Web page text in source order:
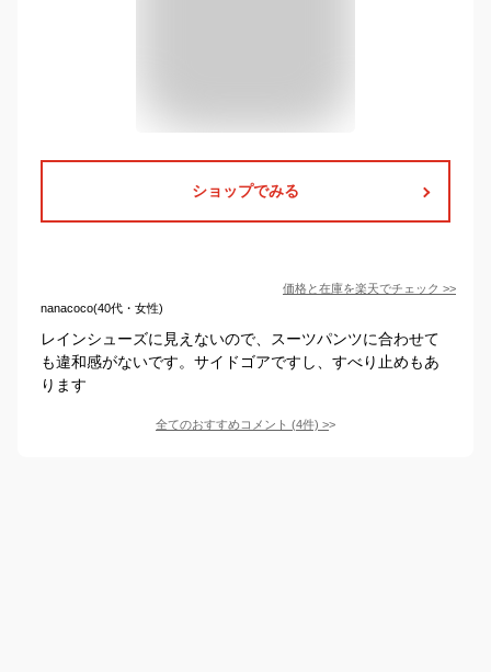
ショップでみる
価格と在庫を楽天でチェック >>
nanacoco(40代・女性)
レインシューズに見えないので、スーツパンツに合わせて
も違和感がないです。サイドゴアですし、すべり止めもあ
ります
全てのおすすめコメント (4件) >